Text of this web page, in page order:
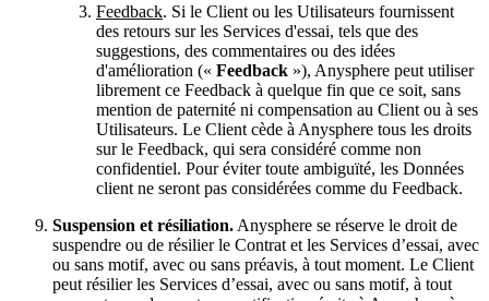
Feedback. Si le Client ou les Utilisateurs fournissent
des retours sur les Services d'essai, tels que des
suggestions, des commentaires ou des idées
d'amélioration (« Feedback »), Anysphere peut utiliser
librement ce Feedback à quelque fin que ce soit, sans
mention de paternité ni compensation au Client ou à ses
Utilisateurs. Le Client cède à Anysphere tous les droits
sur le Feedback, qui sera considéré comme non
confidentiel. Pour éviter toute ambiguïté, les Données
client ne seront pas considérées comme du Feedback.
Suspension et résiliation. Anysphere se réserve le droit de
suspendre ou de résilier le Contrat et les Services d’essai, avec
ou sans motif, avec ou sans préavis, à tout moment. Le Client
peut résilier les Services d’essai, avec ou sans motif, à tout